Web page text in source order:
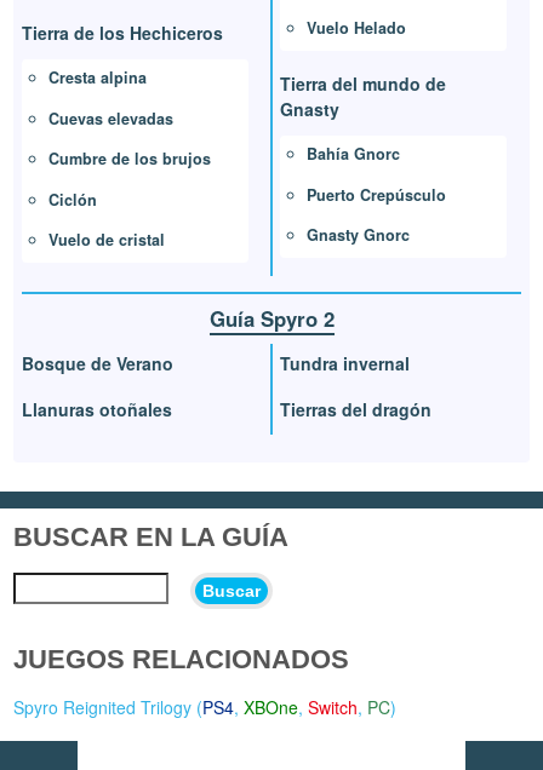
Tierra de los Hechiceros
Cresta alpina
Cuevas elevadas
Cumbre de los brujos
Ciclón
Vuelo de cristal
Vuelo Helado
Tierra del mundo de
Gnasty
Bahía Gnorc
Puerto Crepúsculo
Gnasty Gnorc
Guía Spyro 2
Bosque de Verano
Llanuras otoñales
Tundra invernal
Tierras del dragón
BUSCAR EN LA GUÍA
Buscar
JUEGOS RELACIONADOS
Spyro Reignited Trilogy (PS4,XBOne,Switch, PC)